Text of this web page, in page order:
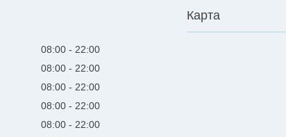
08:00
22:00
08:00
22:00
08:00
22:00
08:00
22:00
08:00
22:00
Карта